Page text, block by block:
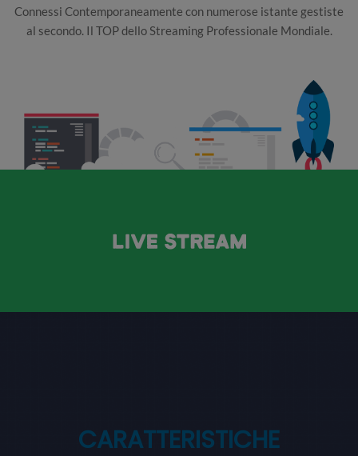
Connessi Contemporaneamente con numerose istante gestiste
al secondo. Il TOP dello Streaming Professionale Mondiale.
CARATTERISTICHE